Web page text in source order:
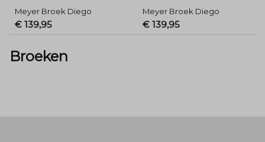
Meyer Broek Diego
€ 139,95
Meyer Broek Diego
€ 139,95
Broeken